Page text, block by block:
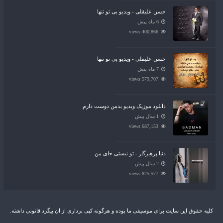
حسن علیقلی - ویدیو بی تو تنها
6 ماه پیش
400,866 views
حسن علیقلی - ویدیو بی تو تنها
7 ماه پیش
579,707 views
دانلود موزیک ویدیو بدمن دوست دارم
1 سال پیش
687,153 views
دنیا پرهیزگار - تو نیستی جای من
2 سال پیش
825,577 views
کلیه حقوق این سایت برای موسیقی ما بوده و هرگونه کپی برداری از ان پیگرد قانونی داشته.